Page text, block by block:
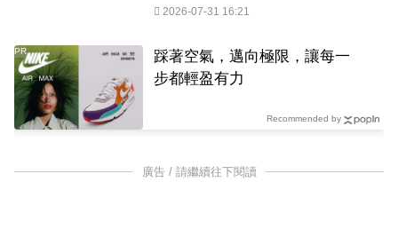
2026-07-31 16:21
踩著空氣，邁向極限，讓每一
步都輕盈有力
PR
Recommended by
廣告 / 請繼續往下閱讀